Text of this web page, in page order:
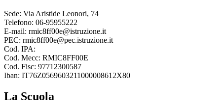
Sede: Via Aristide Leonori, 74
Telefono: 06-95955222
E-mail: rmic8ff00e@istruzione.it
PEC: rmic8ff00e@pec.istruzione.it
Cod. IPA:
Cod. Mecc: RMIC8FF00E
Cod. Fisc: 97712300587
Iban: IT76Z0569603211000008612X80
La Scuola